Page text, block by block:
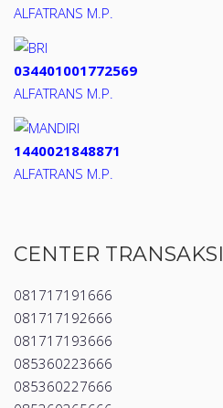
ALFATRANS M.P.
034401001772569
ALFATRANS M.P.
1440021848871
ALFATRANS M.P.
CENTER TRANSAKSI
081717191666
081717192666
081717193666
085360223666
085360227666